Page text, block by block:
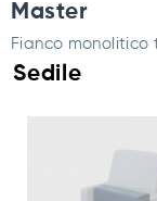
Master
Fianco
Sedile